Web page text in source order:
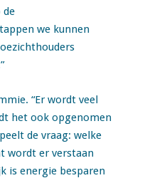
de
we kunnen
“Er wordt veel
het ook opgenomen
de vraag: welke
wordt er verstaan
is energie besparen